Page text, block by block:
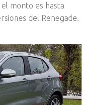
monto es hasta
del Renegade.